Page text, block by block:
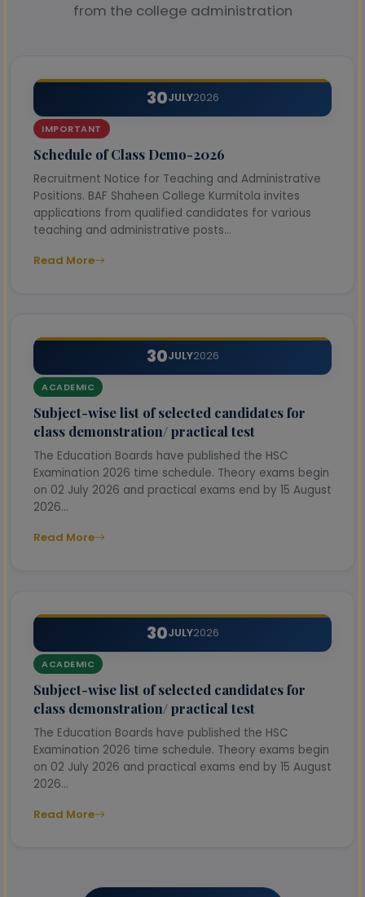
from the college administration
30JULY2026
IMPORTANT
Schedule of Class Demo-2026
Recruitment Notice for Teaching and Administrative
Positions. BAF Shaheen College Kurmitola invites
applications from qualified candidates for various
teaching and administrative posts...
Read More
30JULY2026
ACADEMIC
Subject-wise list of selected candidates for
class demonstration/ practical test
The Education Boards have published the HSC
Examination 2026 time schedule. Theory exams begin
on 02 July 2026 and practical exams end by 15 August
2026...
Read More
30JULY2026
ACADEMIC
Subject-wise list of selected candidates for
class demonstration/ practical test
The Education Boards have published the HSC
Examination 2026 time schedule. Theory exams begin
on 02 July 2026 and practical exams end by 15 August
2026...
Read More